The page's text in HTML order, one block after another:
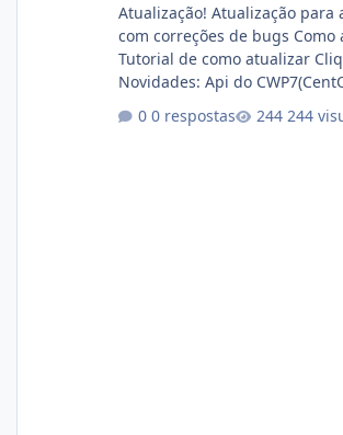
Atualização! Atualização para a versão 9.8
com correções de bugs Como atualizar?
Tutorial de como atualizar
Novidades: Api do CWP7(CentOS Web Panel)
Link publico para consulta de
autorizado a usasr o isistem:
0 respostas 244